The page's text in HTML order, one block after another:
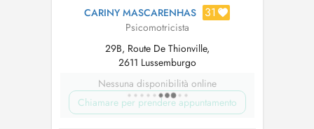
CARINY MASCARENHAS 31
Psicomotricista
29B, Route De Thionville,
2611 Lussemburgo
Nessuna disponibilità online
Chiamare per prendere appuntamento